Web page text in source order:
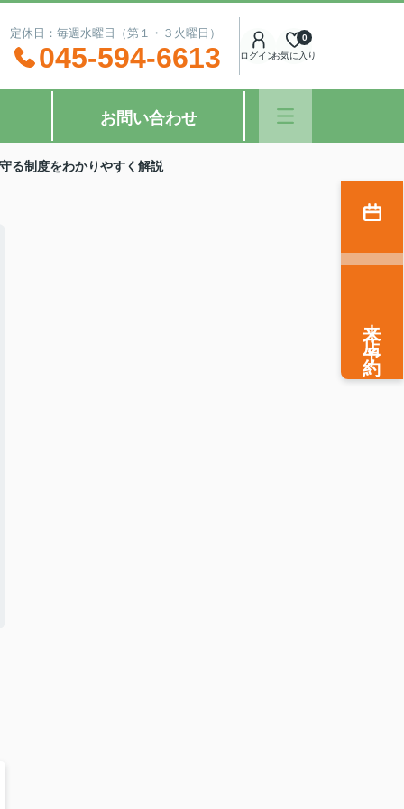
休日：毎週水曜日（第１・３火曜日）
045-594-6613 ログインお気に入り
0
お問い合わせ
る制度をわかりやすく解説
来店予約